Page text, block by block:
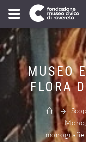
MUSEO
FLORA